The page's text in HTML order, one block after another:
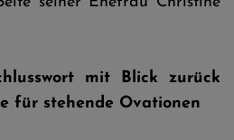
mit Blick zurück
für stehende Ovationen